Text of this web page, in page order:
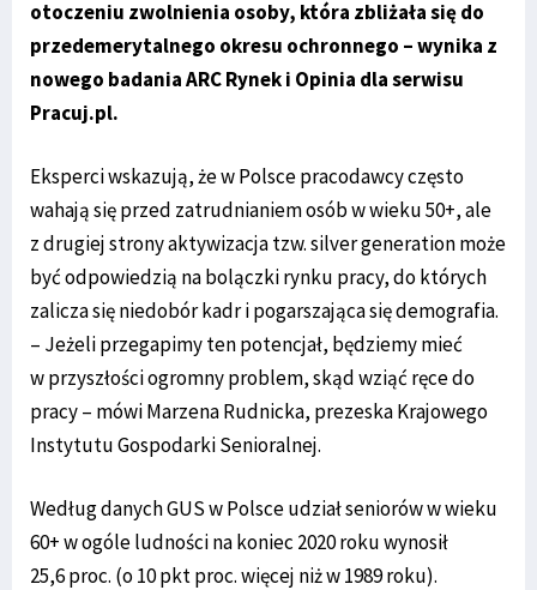
otoczeniu zwolnienia osoby, która zbliżała się do
przedemerytalnego okresu ochronnego – wynika z
nowego badania ARC Rynek i Opinia dla serwisu
Pracuj.pl.
Eksperci wskazują, że w Polsce pracodawcy często
wahają się przed zatrudnianiem osób w wieku 50+, ale
z drugiej strony aktywizacja tzw. silver generation może
być odpowiedzią na bolączki rynku pracy, do których
zalicza się niedobór kadr i pogarszająca się demografia.
– Jeżeli przegapimy ten potencjał, będziemy mieć
w przyszłości ogromny problem, skąd wziąć ręce do
pracy – mówi Marzena Rudnicka, prezeska Krajowego
Instytutu Gospodarki Senioralnej.
Według danych GUS w Polsce udział seniorów w wieku
60+ w ogóle ludności na koniec 2020 roku wynosił
25,6 proc. (o 10 pkt proc. więcej niż w 1989 roku).